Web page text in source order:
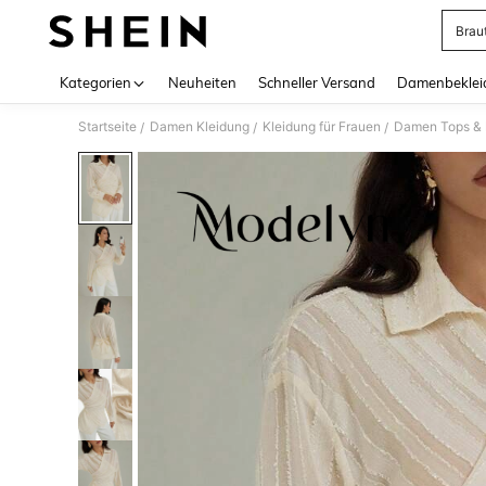
Kategorien Neuheiten Schneller Versand
Startseite / Damen Kleidung / Kleidung für Frauen / Damen Tops